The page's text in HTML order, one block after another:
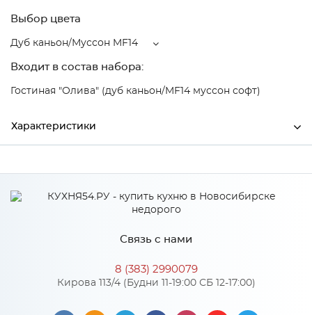
Выбор цвета
Дуб каньон/Муссон MF14
Входит в состав набора:
Гостиная "Олива" (дуб каньон/MF14 муссон софт)
Характеристики
Высота 2016
Дуб каньон/Муссон MF14
Связь с нами
8 (383) 2990079
Кирова 113/4 (Будни 11-19:00 СБ 12-17:00)